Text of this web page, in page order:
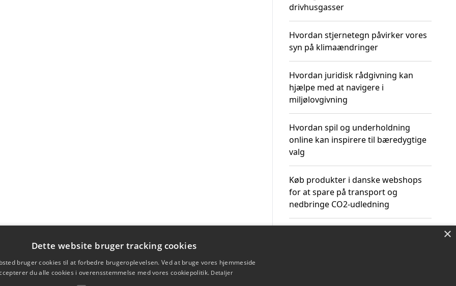
drivhusgasser
Hvordan stjernetegn påvirker vores
syn på klimaændringer
Hvordan juridisk rådgivning kan
hjælpe med at navigere i
miljølovgivning
Hvordan spil og underholdning
online kan inspirere til bæredygtige
valg
Køb produkter i danske webshops
for at spare på transport og
nedbringe CO2-udledning
×
Dette website bruger tracking cookies
bruger cookies til at forbedre brugeroplevelsen. Ved at bruge vores hjemmeside
du alle cookies i overensstemmelse med vores cookiepolitik. Detaljer